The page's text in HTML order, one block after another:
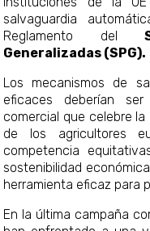
salvaguardia
Reglamento del
Generalizadas (SPG).
Los mecanismos de
eficaces deberían
comercial que celebre
de los agricultores
competencia
sostenibilidad
herramienta eficaz para
En la última campaña